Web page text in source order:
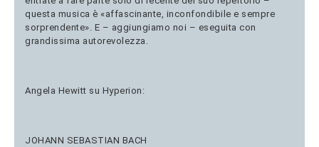
questa musica è «affascinante, inconfondibile e sempre
sorprendente». E – aggiungiamo noi – eseguita con
grandissima autorevolezza.
Angela Hewitt su Hyperion:
JOHANN SEBASTIAN BACH